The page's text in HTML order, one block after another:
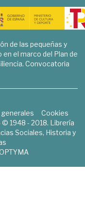
de las pequeñas y
el marco del Plan de
Convocatoria
Cookies
1948 - 2018. Librería
Sociales, Historia y